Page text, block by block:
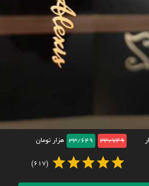
33/749
33/649 هزار تومان
(617)